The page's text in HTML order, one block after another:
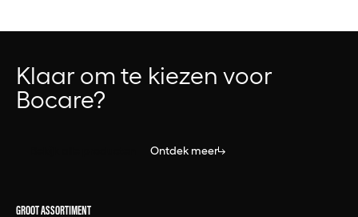
Klaar om te kiezen voor
Bocare?
Ontdek meer
GROOT ASSORTIMENT